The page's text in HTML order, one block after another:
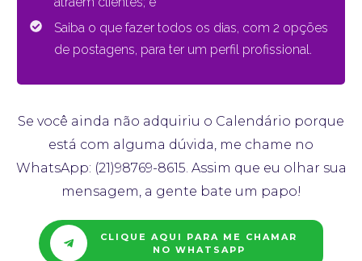
Saiba o que fazer todos os dias, com 2 opções
de postagens, para ter um perfil profissional.
Se você ainda não adquiriu o Calendário porque
está com alguma dúvida, me chame no
WhatsApp: (21)98769-8615. Assim que eu olhar sua
mensagem, a gente bate um papo!
CLIQUE AQUI PARA ME CHAMAR
NO WHATSAPP